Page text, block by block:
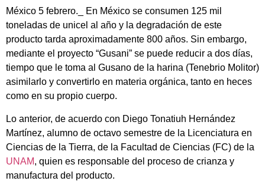
México 5 febrero._ En México se consumen 125 mil
toneladas de unicel al año y la degradación de este
producto tarda aproximadamente 800 años. Sin embargo,
mediante el proyecto “Gusani” se puede reducir a dos días,
tiempo que le toma al Gusano de la harina (Tenebrio Molitor)
asimilarlo y convertirlo en materia orgánica, tanto en heces
como en su propio cuerpo.
Lo anterior, de acuerdo con Diego Tonatiuh Hernández
Martínez, alumno de octavo semestre de la Licenciatura en
Ciencias de la Tierra, de la Facultad de Ciencias (FC) de la
UNAM, quien es responsable del proceso de crianza y
manufactura del producto.